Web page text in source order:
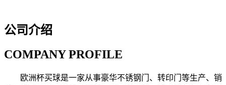
公司介绍
COMPANY PROFILE
欧洲杯买球是一家从事豪华不锈钢门、转印门等生产、销